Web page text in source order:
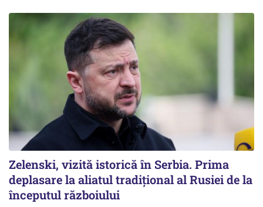
Zelenski, vizită istorică în Serbia. Prima
deplasare la aliatul tradițional al Rusiei de la
începutul războiului